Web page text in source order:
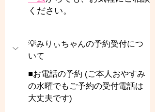
ください。
💡みりぃちゃんの予約受付につ
いて
■お電話の予約 (ご本人おやすみ
の水曜でもご予約の受付電話は
大丈夫です)